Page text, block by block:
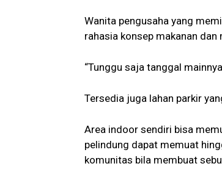
Wanita pengusaha yang
rahasia konsep makanan dan
“Tunggu saja tanggal
Tersedia juga lahan parkir
Area indoor sendiri bisa
pelindung dapat memuat
komunitas bila membuat